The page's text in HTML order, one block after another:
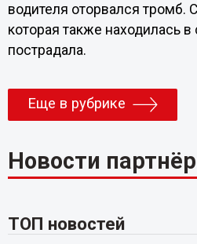
водителя оторвался тромб.
которая также находилась в
пострадала.
Еще в рубрике
Новости
ТОП новостей